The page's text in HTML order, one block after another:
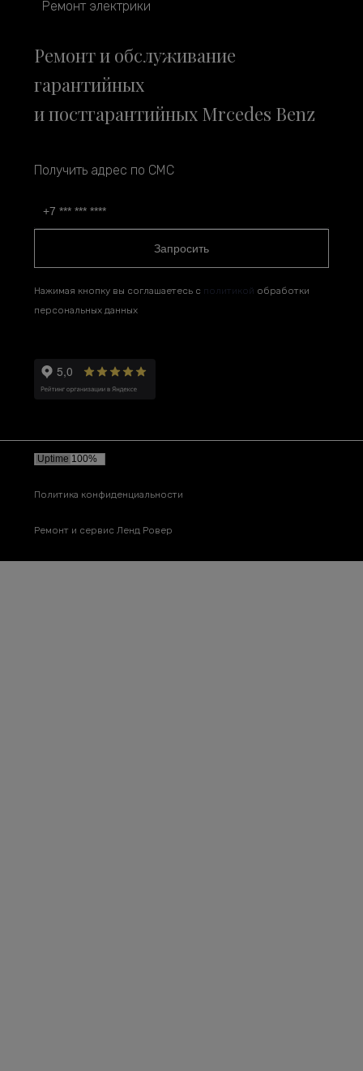
Ремонт электрики
Ремонт и обслуживание
гарантийных
и постгарантийных Mrcedes Benz
Получить адрес по СМС
Запросить
Нажимая кнопку вы соглашаетесь с политикой обработки
персональных данных
Политика конфиденциальности
Ремонт и сервис Ленд Ровер